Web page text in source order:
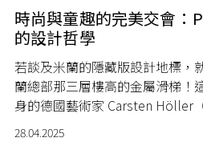
時尚與童趣的完美交會：
的設計哲學
若談及米蘭的隱藏版設計地標，
蘭總部那三層樓高的金屬滑梯！
身的德國藝術家 Carsten Höller
巨型旋轉滑梯不僅是一件裝置藝
28.04.2025